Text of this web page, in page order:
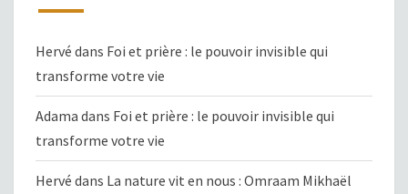
Hervé dans Foi et prière : le pouvoir invisible qui
transforme votre vie
Adama dans Foi et prière : le pouvoir invisible qui
transforme votre vie
Hervé dans La nature vit en nous : Omraam Mikhaël